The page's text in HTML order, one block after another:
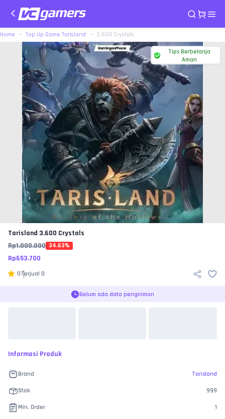
Home Top Up Game Tarisland 3.600 Crystals
Tips Berbelanja
Aman
Tarisland 3.600 Crystals
Rp1.000.000 34.63%
Rp653.700
0Terjual 0
Belum ada data pengiriman
Informasi Produk
Brand Tarisland
Stok 999
Min. Order 1